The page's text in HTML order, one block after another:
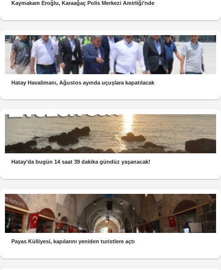
Kaymakam Eroğlu, Karaağaç Polis Merkezi Amirliği’nde
Hatay Havalimanı, Ağustos ayında uçuşlara kapatılacak
Hatay’da bugün 14 saat 39 dakika gündüz yaşanacak!
Payas Külliyesi, kapılarını yeniden turistlere açtı